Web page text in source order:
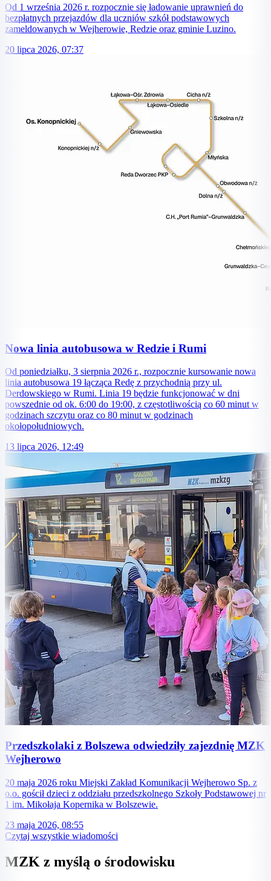
Od 1 września 2026 r. rozpocznie się ładowanie uprawnień do
bezpłatnych przejazdów dla uczniów szkół podstawowych
zameldowanych w Wejherowie, Redzie oraz gminie Luzino.
20 lipca 2026, 07:37
Nowa linia autobusowa w Redzie i Rumi
Od poniedziałku, 3 sierpnia 2026 r., rozpocznie kursowanie nowa
linia autobusowa 19 łącząca Redę z przychodnią przy ul.
Derdowskiego w Rumi. Linia 19 będzie funkcjonować w dni
powszednie od ok. 6:00 do 19:00, z częstotliwością co 60 minut w
godzinach szczytu oraz co 80 minut w godzinach
okołopołudniowych.
13 lipca 2026, 12:49
Przedszkolaki z Bolszewa odwiedziły zajezdnię MZK
Wejherowo
20 maja 2026 roku Miejski Zakład Komunikacji Wejherowo Sp. z
o.o. gościł dzieci z oddziału przedszkolnego Szkoły Podstawowej nr
1 im. Mikołaja Kopernika w Bolszewie.
23 maja 2026, 08:55
Czytaj wszystkie wiadomości
MZK z myślą o środowisku